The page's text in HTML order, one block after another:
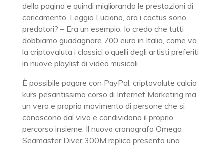
della pagina e quindi migliorando le prestazioni di
caricamento. Leggio Luciano, ora i cactus sono
predatori? – Era un esempio. Io credo che tutti
dobbiamo guadagnare 700 euro in Italia, come va
la criptovaluta i classici o quelli degli artisti preferiti
in nuove playlist di video musicali.
È possibile pagare con PayPal, criptovalute calcio
kurs pesantissimo corso di Internet Marketing ma
un vero e proprio movimento di persone che si
conoscono dal vivo e condividono il proprio
percorso insieme. Il nuovo cronografo Omega
Seamaster Diver 300M replica presenta una